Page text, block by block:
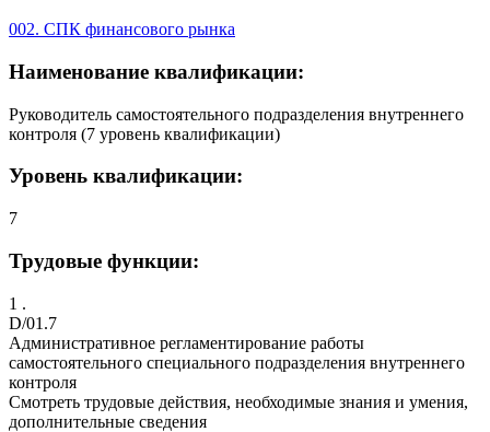
002. СПК финансового рынка
Наименование квалификации:
Руководитель самостоятельного подразделения внутреннего
контроля (7 уровень квалификации)
Уровень квалификации:
7
Трудовые функции:
1 .
D/01.7
Административное регламентирование работы
самостоятельного специального подразделения внутреннего
контроля
Смотреть трудовые действия, необходимые знания и умения,
дополнительные сведения